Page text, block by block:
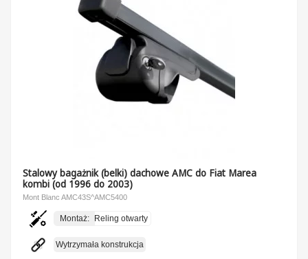
Stalowy bagażnik (belki) dachowe AMC do Fiat Marea
kombi (od 1996 do 2003)
Mont Blanc AMC43S^AMC5400
Montaż: Reling otwarty
Wytrzymała konstrukcja